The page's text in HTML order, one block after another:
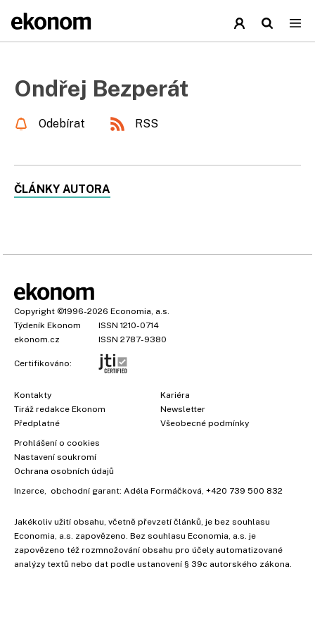
Ondřej Bezperát
Odebírat RSS
ČLÁNKY AUTORA
Copyright ©1996-2026 Economia, a.s.
Týdeník Ekonom
ISSN 1210-0714
ekonom.cz
ISSN 2787-9380
Certifikováno:
Kontakty
Tiráž redakce Ekonom
Předplatné
Kariéra
Newsletter
Všeobecné podmínky
Prohlášení o cookies
Nastavení soukromí
Ochrana osobních údajů
Inzerce, obchodní garant: Adéla Formáčková, +420 739 500 832
Jakékoliv užití obsahu, včetně převzetí článků, je bez souhlasu
Economia, a.s. zapovězeno. Bez souhlasu Economia, a.s. je
zapovězeno též rozmnožování obsahu pro účely automatizované
analýzy textů nebo dat podle ustanovení § 39c autorského zákona.